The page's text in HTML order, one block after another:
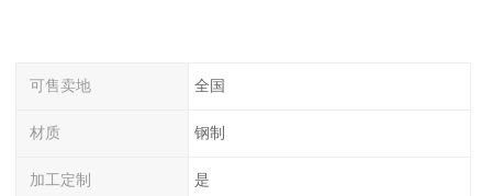
可售卖地 全国
材质 钢制
加工定制 是